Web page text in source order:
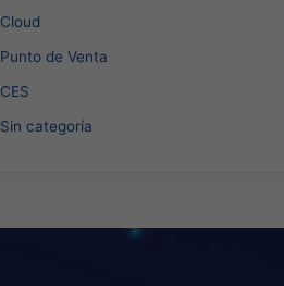
Cloud
Punto de Venta
CES
Sin categoría